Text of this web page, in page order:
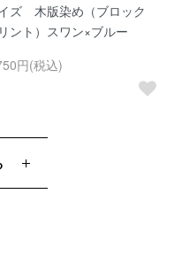
ズ 木版染め（ブロック
ント）スワン×ブルー
円(税込)